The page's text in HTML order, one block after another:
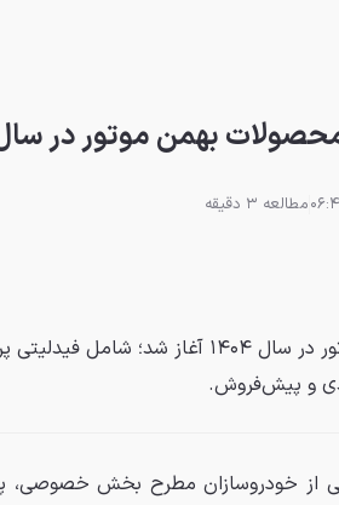
بهمن موتور در سال
مطالعه 3 دقیقه
پنجمین پیش‌ثبت‌نام بهمن موتور در سال ۱۴۰۴ آغاز
از خودروسازان مطرح بخش خصوصی،